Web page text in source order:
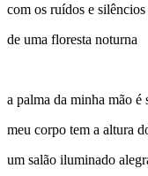
com os ruídos e silêncios
de uma floresta noturna
a palma da minha mão é
meu corpo tem a altura
um salão iluminado